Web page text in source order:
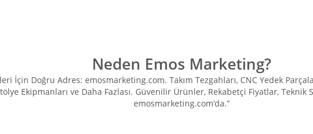
Gönder
Neden Emos Marketing?
İçin Doğru Adres: emosmarketing.com. Takım Tezgahları, CNC Yedek
Ekipmanları ve Daha Fazlası. Güvenilir Ürünler, Rekabetçi Fiyatlar,
emosmarketing.com’da.”